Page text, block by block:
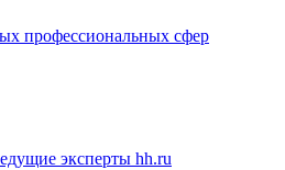
профессиональных сфер
эксперты hh.ru